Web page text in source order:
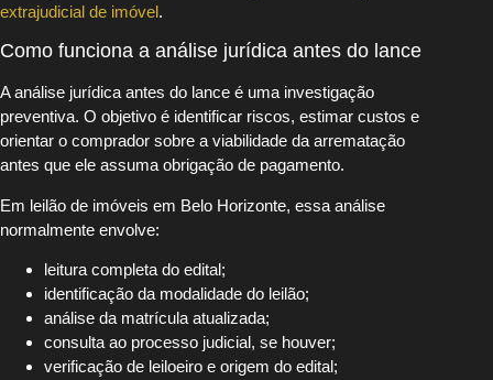
extrajudicial de imóvel.
Como funciona a análise jurídica antes do lance
A análise jurídica antes do lance é uma investigação
preventiva. O objetivo é identificar riscos, estimar custos e
orientar o comprador sobre a viabilidade da arrematação
antes que ele assuma obrigação de pagamento.
Em leilão de imóveis em Belo Horizonte, essa análise
normalmente envolve:
leitura completa do edital;
identificação da modalidade do leilão;
análise da matrícula atualizada;
consulta ao processo judicial, se houver;
verificação de leiloeiro e origem do edital;